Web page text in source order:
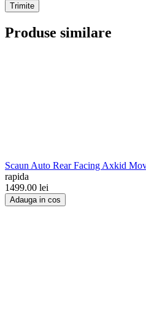
Trimite
Produse similare
Scaun Auto Rear Facing Axkid
rapida
1499.00 lei
Adauga in cos